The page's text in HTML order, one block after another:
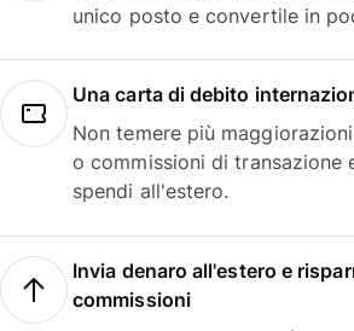
unico posto e convertile in
Una carta di debito
Non temere più
o commissioni di transazione
spendi all'estero.
Invia denaro all'estero e
commissioni